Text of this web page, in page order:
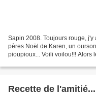
Sapin 2008. Toujours rouge,
pères Noël de Karen, un
pioupioux... Voili voilou!!! Alors
Recette de l'amitié...